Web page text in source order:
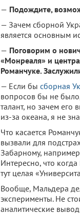
— Подождите,
— Зачем сборной
является основным
— Поговорим о
«Монреаля» и
Романчуке.
— Если бы сборная
вопросов бы не
талант, но зачем его
из-за океана, я не
Что касается
вызвали для
Забарному,
Интересно, что
тут целая
Вообще, Мальдера
эксперименты. Не
аналитические